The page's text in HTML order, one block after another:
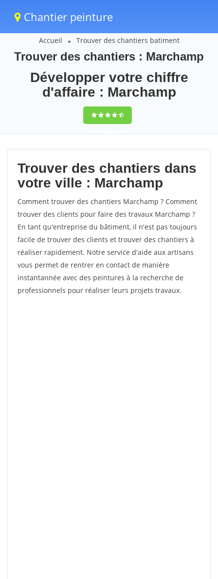
Chantier peinture
Accueil Trouver des chantiers batiment
Trouver des chantiers : Marchamp
Développer votre chiffre
d'affaire : Marchamp
9,5(100%)59
votes
Trouver des chantiers dans
votre ville : Marchamp
Comment trouver des chantiers Marchamp ? Comment
trouver des clients pour faire des travaux Marchamp ?
En tant qu'entreprise du bâtiment, il n'est pas toujours
facile de trouver des clients et trouver des chantiers à
réaliser rapidement. Notre service d'aide aux artisans
vous permet de rentrer en contact de manière
instantannée avec des peintures à la recherche de
professionnels pour réaliser leurs projets travaux.